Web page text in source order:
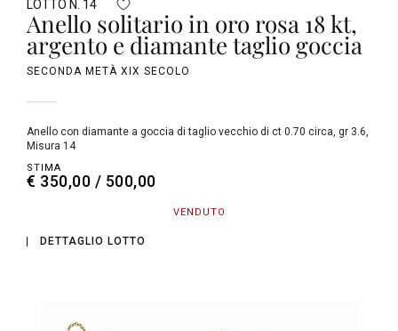
LOTTO N. 14
Anello solitario in oro rosa 18 kt,
argento e diamante taglio goccia
SECONDA METÀ XIX SECOLO
Anello con diamante a goccia di taglio vecchio di ct 0.70 circa, gr 3.6,
Misura 14
STIMA
€ 350,00 / 500,00
VENDUTO
DETTAGLIO LOTTO